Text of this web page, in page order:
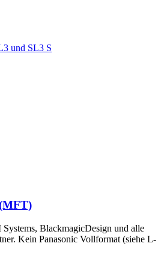
und SL3 S
BlackmagicDesign und alle
Kein Panasonic Vollformat (siehe L-